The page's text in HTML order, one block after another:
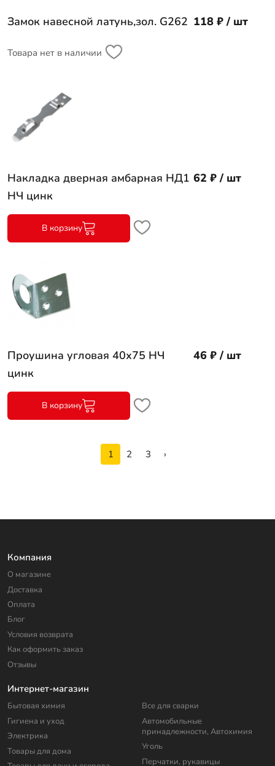
Замок навесной латунь,зол. G262
Товара нет в наличии
118 ₽ / шт
Накладка дверная амбарная НД1
НЧ цинк
В корзину
62 ₽ / шт
Проушина угловая 40х75 НЧ
цинк
В корзину
46 ₽ / шт
1 2 3 ›
Компания
О магазине
Доставка
Оплата
Блог
Условия возврата
Как оформить заказ
Отзывы
Интернет-магазин
Бытовая химия
Гигиена и уход
Электрика
Товары для дома
Все для сварки
Автомобильные
принадлежности, Автохимия
Уголь
Перчатки, рукавицы